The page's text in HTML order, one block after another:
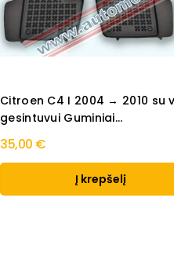
Citroen C4 I 2004 → 2010 su
gesintuvui Guminiai...
35,00 €
Į krepšelį